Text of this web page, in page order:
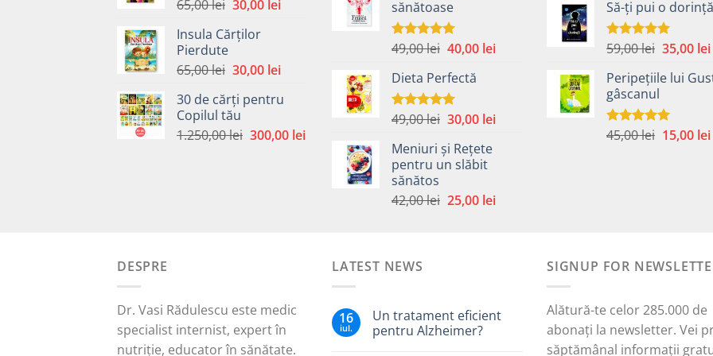
65,00lei Prețul
a
65,00 lei.
30,00 leiPrețul
Insula Cărților
Pierdute
65,00lei Prețul
a
fost:
65,00 lei.
30,00 leiPrețul
este:
30 de cărți pentru
Copilul tău
1.250,00lei Prețul
300,00 leiPrețul
300,00 lei.
fost:
59,00 lei.
sănătoase
Evaluat la
49,00lei Prețul
a
fost:
49,00 lei.
40,00 leiPrețul
Dieta Perfectă
Evaluat la
49,00lei Prețul
a
fost:
30,00 leiPrețul
Meniuri și Rețete
pentru un slăbit
sănătos
42,00lei Prețul
25,00 leiPrețul
a
fost:
45,00 lei.
Să-ți pui o dorință
Evaluat la
59,00lei Prețul
a
59,00 lei.
35,00 lei
Peripețiile lui
gâscanul
Evaluat la
45,00lei Prețul
15,00 lei
DESPRE
Dr. Vasi Rădulescu este medic
specialist internist, expert în
nutriție, educator în sănătate.
LATEST NEWS
16
iul.
Un tratament eficient
pentru Alzheimer?
SIGNUP FOR
Alătură-te celor 285.000 de
abonați la newsletter. Vei
săptămânal informații